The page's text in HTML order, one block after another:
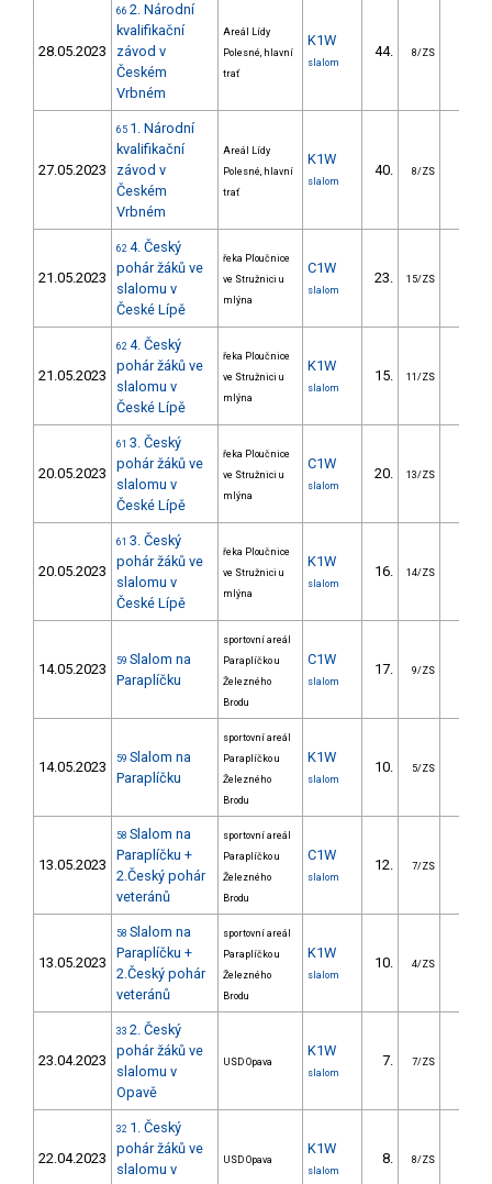
28.05.2023
66 2. Národní
kvalifikační
závod v
Českém
Vrbném
Areál Lídy
Polesné, hlavní
trať
K1W
slalom
44. 8/ZS
27.05.2023
65 1. Národní
kvalifikační
závod v
Českém
Vrbném
Areál Lídy
Polesné, hlavní
trať
K1W
slalom
40. 8/ZS
21.05.2023
62 4. Český
pohár žáků ve
slalomu v
České Lípě
řeka Ploučnice
ve Stružnici u
mlýna
C1W
slalom
23. 15/ZS
21.05.2023
62 4. Český
pohár žáků ve
slalomu v
České Lípě
řeka Ploučnice
ve Stružnici u
mlýna
K1W
slalom
15. 11/ZS
20.05.2023
61 3. Český
pohár žáků ve
slalomu v
České Lípě
řeka Ploučnice
ve Stružnici u
mlýna
C1W
slalom
20. 13/ZS
20.05.2023
61 3. Český
pohár žáků ve
slalomu v
České Lípě
řeka Ploučnice
ve Stružnici u
mlýna
K1W
slalom
16. 14/ZS
14.05.2023 59 Slalom na
Paraplíčku
sportovní areál
Paraplíčko u
Železného
Brodu
C1W
slalom
17. 9/ZS
14.05.2023 59 Slalom na
Paraplíčku
sportovní areál
Paraplíčko u
Železného
Brodu
K1W
slalom
10. 5/ZS
13.05.2023
58 Slalom na
Paraplíčku +
2.Český pohár
veteránů
sportovní areál
Paraplíčko u
Železného
Brodu
C1W
slalom
12. 7/ZS
13.05.2023
58 Slalom na
Paraplíčku +
2.Český pohár
veteránů
sportovní areál
Paraplíčko u
Železného
Brodu
K1W
slalom
10. 4/ZS
23.04.2023
33 2. Český
pohár žáků ve
slalomu v
Opavě
USD Opava
K1W
slalom
7. 7/ZS
22.04.2023
32 1. Český
pohár žáků ve
slalomu v
USD Opava
K1W
slalom
8. 8/ZS